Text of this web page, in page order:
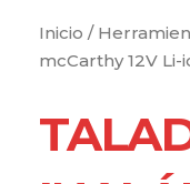
Inicio /
mcCarthy 12V Li-